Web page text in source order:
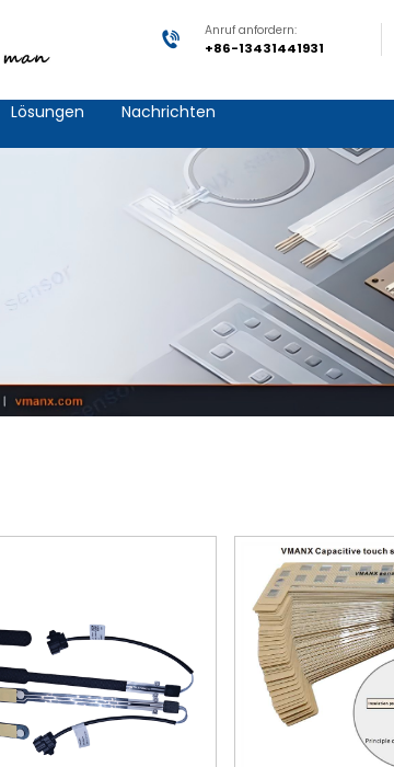
Anruf anfordern:
+86-13431441931
Lösungen
Nachrichten